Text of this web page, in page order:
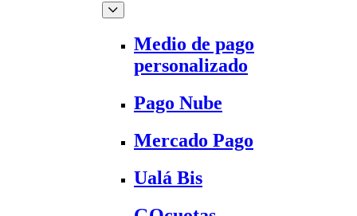
Medio de pago
personalizado
Pago Nube
Mercado Pago
Ualá Bis